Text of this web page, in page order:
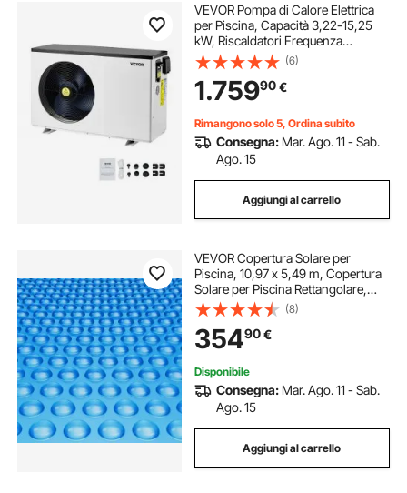
VEVOR Pompa di Calore Elettrica
per Piscina, Capacità 3,22-15,25
kW, Riscaldatori Frequenza
Variabile a Risparmio Energetico
Piscine Fuori Terra 30-60 m³,
Riscaldamento Scaldabagno AC
220-240 V 50 Hz
(6)
1.75990€
Rimangono solo 5, Ordina subito
Consegna: Mar. Ago. 11 - Sab.
Ago. 15
Aggiungi al carrello
VEVOR Copertura Solare per
Piscina, 10,97 x 5,49 m, Copertura
Solare per Piscina Rettangolare,
Spessore 0,4 mm, Protezione per
Piscina per Piscina Interrata Fuori
Terra, per Riscaldamento Acqua,
Blu
(8)
35490€
Disponibile
Consegna: Mar. Ago. 11 - Sab.
Ago. 15
Aggiungi al carrello